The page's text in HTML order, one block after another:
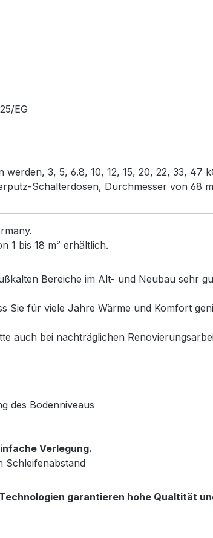
EG
3, 5, 6.8, 10, 12, 15, 20, 22, 33, 47
Schalterdosen, Durchmesser von 68
1 bis 18 m² erhältlich.
Bereiche im Alt- und Neubau sehr
Sie für viele Jahre Wärme und Komfort
auch bei nachträglichen
des Bodenniveaus
Verlegung.
Schleifenabstand
garantieren hohe Qualtität